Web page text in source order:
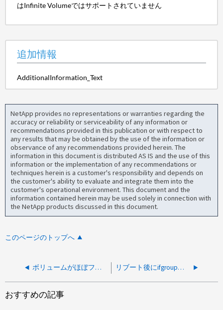
はInfinite Volumeではサポートされていません
追加情報
AdditionalInformation_Text
NetApp provides no representations or warranties regarding the
accuracy or reliability or serviceability of any information or
recommendations provided in this publication or with respect to
any results that may be obtained by the use of the information or
observance of any recommendations provided herein. The
information in this document is distributed AS IS and the use of this
information or the implementation of any recommendations or
techniques herein is a customer's responsibility and depends on
the customer's ability to evaluate and integrate them into the
customer's operational environment. This document and the
information contained herein may be used solely in connection with
the NetApp products discussed in this document.
このページのトップへ
ボリュームがほぼフルの状態のままである場合、SNMPトラップは定期的に報告されますか。 リブート後にifgroupが見つからない
おすすめの記事